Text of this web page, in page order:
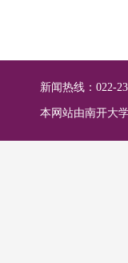
新闻热线：022-
本网站由南开大